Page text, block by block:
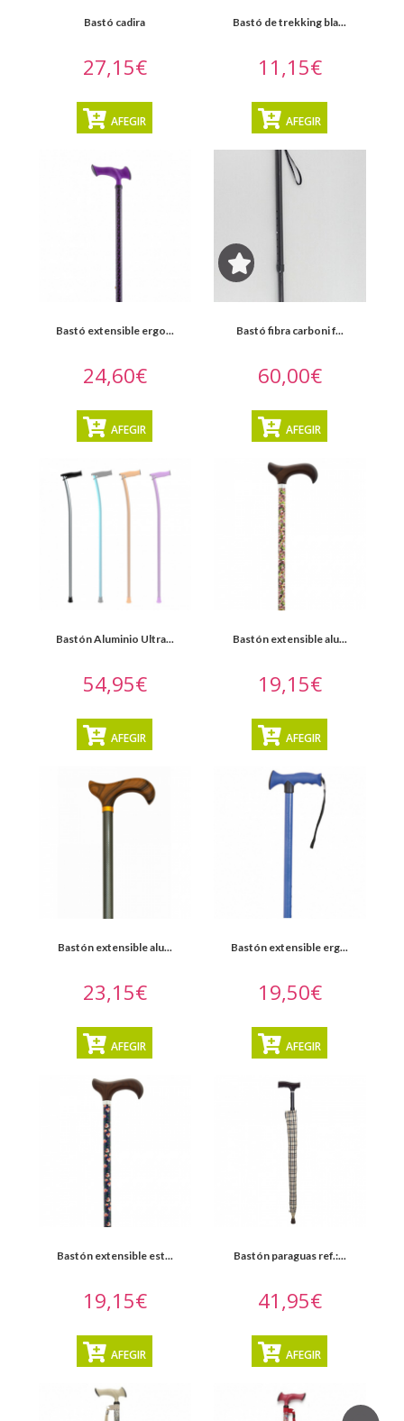
oncològics
MOSTRAR
Ortopèdia
Lloret
Salut
Promocions
Bastó cadira
27,15€
AFEGIR
Bastó de trekking bla...
11,15€
AFEGIR
Bastó extensible ergo...
24,60€
AFEGIR
Bastó fibra carboni f...
60,00€
AFEGIR
Bastón Aluminio Ultra...
54,95€
AFEGIR
Bastón extensible alu...
19,15€
AFEGIR
Bastón extensible alu...
23,15€
AFEGIR
Bastón extensible erg...
19,50€
AFEGIR
Bastón extensible est...
19,15€
AFEGIR
Bastón paraguas ref.:...
41,95€
AFEGIR